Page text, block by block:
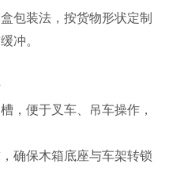
装法，按货物形状定制
冲。
便于叉车、吊车操作，
确保木箱底座与车架转锁